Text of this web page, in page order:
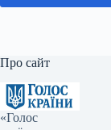
Про сайт
«Голос